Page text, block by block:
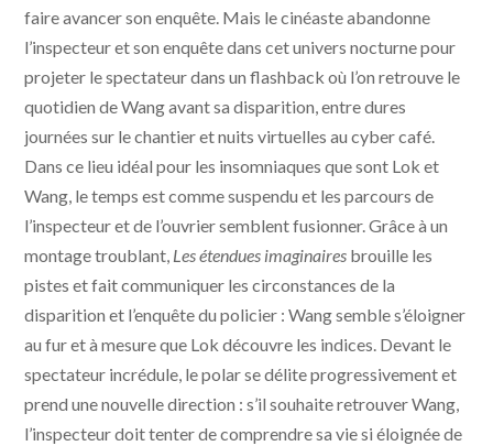
faire avancer son enquête. Mais le cinéaste abandonne
l’inspecteur et son enquête dans cet univers nocturne pour
projeter le spectateur dans un flashback où l’on retrouve le
quotidien de Wang avant sa disparition, entre dures
journées sur le chantier et nuits virtuelles au cyber café.
Dans ce lieu idéal pour les insomniaques que sont Lok et
Wang, le temps est comme suspendu et les parcours de
l’inspecteur et de l’ouvrier semblent fusionner. Grâce à un
montage troublant, Les étendues imaginaires brouille les
pistes et fait communiquer les circonstances de la
disparition et l’enquête du policier : Wang semble s’éloigner
au fur et à mesure que Lok découvre les indices. Devant le
spectateur incrédule, le polar se délite progressivement et
prend une nouvelle direction : s’il souhaite retrouver Wang,
l’inspecteur doit tenter de comprendre sa vie si éloignée de